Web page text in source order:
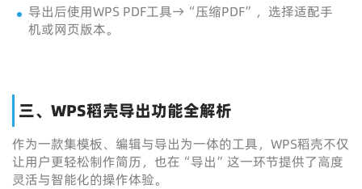
导出后使用WPS PDF工具→“压缩PDF”，选择适配手
机或网页版本。
三、WPS稻壳导出功能全解析
作为一款集模板、编辑与导出为一体的工具，WPS稻壳不仅
让用户更轻松制作简历，也在“导出”这一环节提供了高度
灵活与智能化的操作体验。